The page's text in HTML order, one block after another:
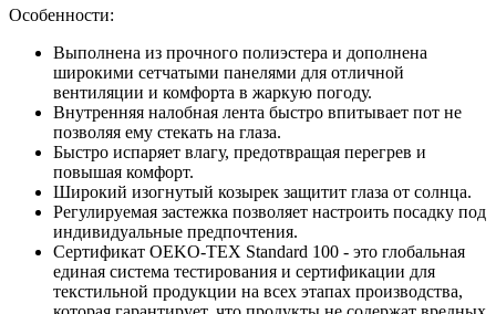
Особенности:
Выполнена из прочного полиэстера и дополнена
широкими сетчатыми панелями для отличной
вентиляции и комфорта в жаркую погоду.
Внутренняя налобная лента быстро впитывает пот не
позволяя ему стекать на глаза.
Быстро испаряет влагу, предотвращая перегрев и
повышая комфорт.
Широкий изогнутый козырек защитит глаза от солнца.
Регулируемая застежка позволяет настроить посадку под
индивидуальные предпочтения.
Сертификат OEKO-TEX Standard 100 - это глобальная
единая система тестирования и сертификации для
текстильной продукции на всех этапах производства,